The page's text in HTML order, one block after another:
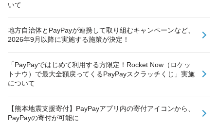
いて
地方自治体とPayPayが連携して取り組むキャンペーンなど、
2026年9月以降に実施する施策が決定！
「PayPayではじめて利用する方限定！Rocket Now（ロケッ
トナウ）で最大全額戻ってくるPayPayスクラッチくじ」実施
について
【熊本地震支援寄付】PayPayアプリ内の寄付アイコンから、
PayPayの寄付が可能に